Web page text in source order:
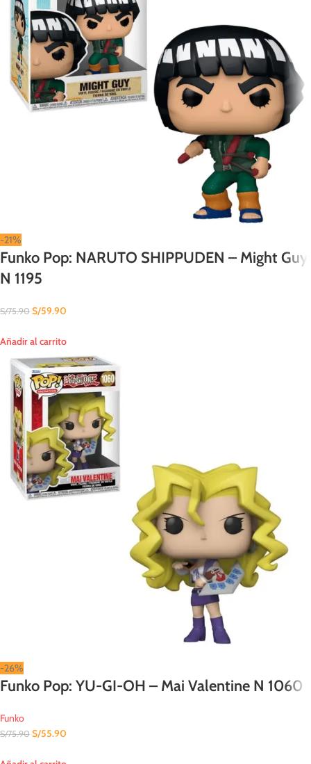
-21%
Funko Pop: NARUTO SHIPPUDEN – Might Guy
N 1195
S/75.90 S/59.90
Añadir al carrito
-26%
Funko Pop: YU-GI-OH – Mai Valentine N 1060
Funko
S/75.90 S/55.90